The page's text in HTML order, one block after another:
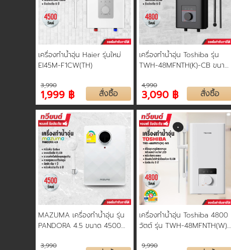
เครื่องทำน้ำอุ่น Haier รุ่นใหม่
EI45M-F1CW(TH)
3,990
1,999 ฿ สั่งซื้อ
เครื่องทำน้ำอุ่น Toshiba รุ่น
TWH-48MFNTH(K)-CB ขนาด
ประกัน 5 ปี
4,990
3,090 ฿ สั่งซื้อ
MAZUMA เครื่องทำน้ำอุ่น รุ่น
PANDORA 4.5 ขนาด 4500
ร้อนสูง รับประกัน 5 ปี
3,990
เครื่องทำน้ำอุ่น Toshiba 4800
วัตต์ รุ่น TWH-48MFNTH(W)-
สูง ปรับอุณหภูมิแบบหมุน รับ
9,990